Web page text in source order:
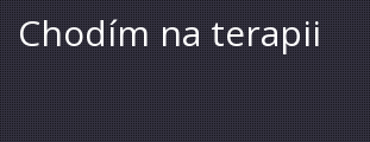
Chodím na terapii